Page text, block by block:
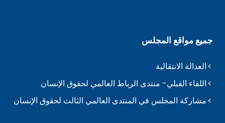
جميع مواقع المجلس
العدالة الانتقالية
اللقاء القبلي- منتدى الرباط العالمي لحقوق الإنسان
مشاركة المجلس في المنتدى العالمي الثالث لحقوق الإنسان